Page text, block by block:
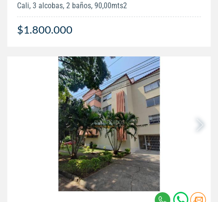
Cali, 3 alcobas, 2 baños, 90,00mts2
$1.800.000